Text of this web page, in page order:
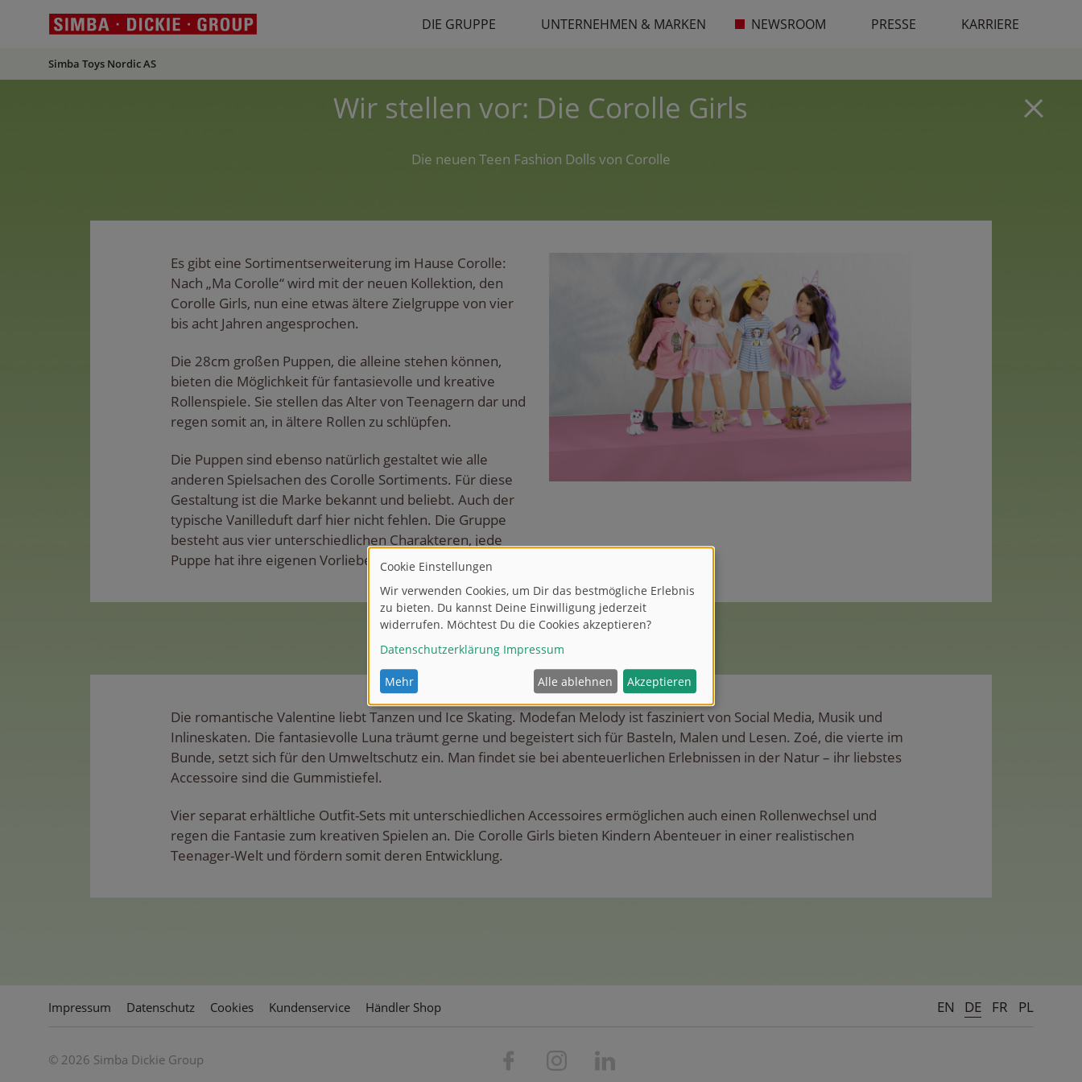
DIE GRUPPE UNTERNEHMEN & MARKEN NEWSROOM
Simba Toys Nordic AS
PRESSE KARRIERE
Wir stellen vor: Die Corolle Girls
Die neuen Teen Fashion Dolls von Corolle
Es gibt eine Sortimentserweiterung im Hause Corolle:
Nach „Ma Corolle“ wird mit der neuen Kollektion, den
Corolle Girls, nun eine etwas ältere Zielgruppe von vier
bis acht Jahren angesprochen.
Die 28cm großen Puppen, die alleine stehen können,
bieten die Möglichkeit für fantasievolle und kreative
Rollenspiele. Sie stellen das Alter von Teenagern dar und
regen somit an, in ältere Rollen zu schlüpfen.
Die Puppen sind ebenso natürlich gestaltet wie alle
anderen Spielsachen des Corolle Sortiments. Für diese
Gestaltung ist die Marke bekannt und beliebt. Auch der
typische Vanilleduft darf hier nicht fehlen. Die Gruppe
besteht aus vier unterschiedlichen Charakteren, jede
Puppe hat ihre eigenen Vorlieben und Hobbys.
Die romantische Valentine liebt Tanzen und Ice Skating. Modefan Melody ist fasziniert von Social Media, Musik und
Inlineskaten. Die fantasievolle Luna träumt gerne und begeistert sich für Basteln, Malen und Lesen. Zoé, die vierte im
Bunde, setzt sich für den Umweltschutz ein. Man findet sie bei abenteuerlichen Erlebnissen in der Natur – ihr liebstes
Accessoire sind die Gummistiefel.
Vier separat erhältliche Outfit-Sets mit unterschiedlichen Accessoires ermöglichen auch einen Rollenwechsel und
regen die Fantasie zum kreativen Spielen an. Die Corolle Girls bieten Kindern Abenteuer in einer realistischen
Teenager-Welt und fördern somit deren Entwicklung.
Impressum Datenschutz Cookies Kundenservice Händler Shop EN DE FR PL
© 2026 Simba Dickie Group